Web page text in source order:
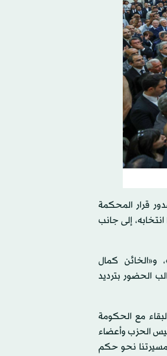
قرار المحكمة
مؤتمرات لاحقة أعيد انتخابه فيها، حضور 110 نواب من أصل 138 أعادوا انتخابه، إلى جانب
و«الخائن كمال
الحضور بترديد
مع الحكومة
الحزب وأعضاء
نحو حكم